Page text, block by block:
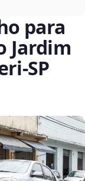
para
Jardim